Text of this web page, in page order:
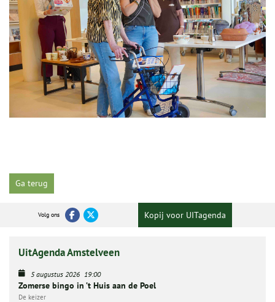
Ga terug
Volg ons Kopij voor UITagenda
UitAgenda Amstelveen
5 augustus 2026 19:00
Zomerse bingo in ’t Huis aan de Poel
De keizer